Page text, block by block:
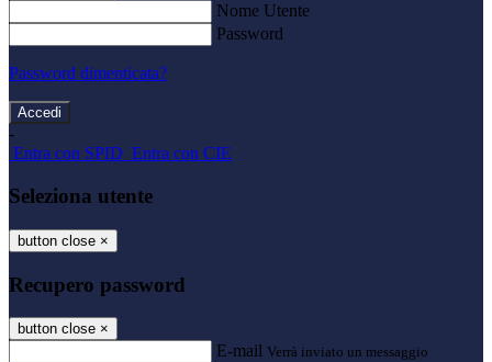
Nome Utente
Password
Password dimenticata?
-
Entra con SPID Entra con CIE
Seleziona utente
button close ×
Recupero password
button close ×
E-mail Verrà inviato un messaggio